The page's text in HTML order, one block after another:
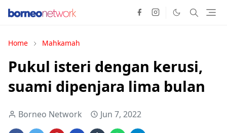
Home Mahkamah
Pukul isteri dengan kerusi,
suami dipenjara lima bulan
Borneo Network Jun 7, 2022